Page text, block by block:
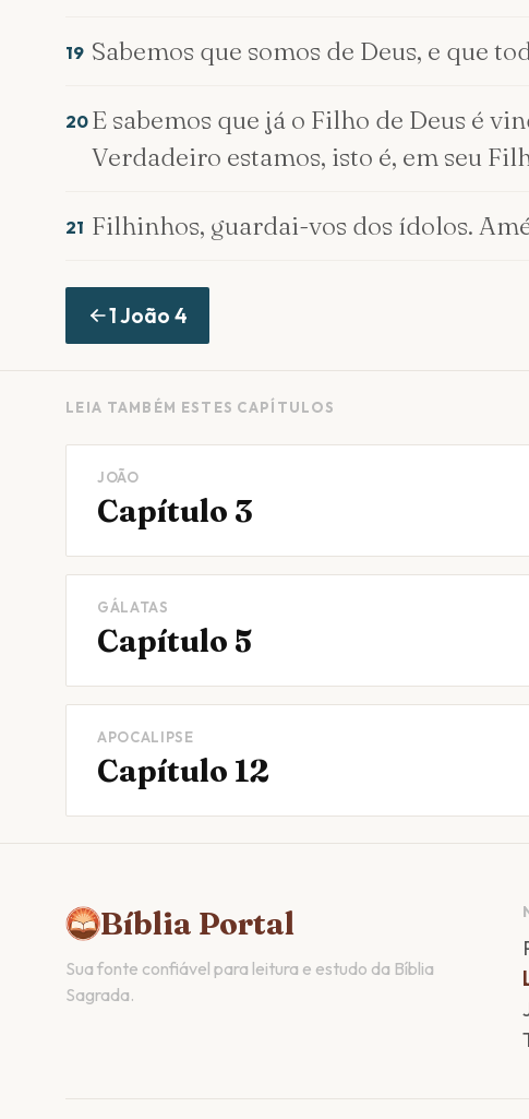
19 Sabemos que somos de Deus, e que
20 E sabemos que já o Filho de Deus é
Verdadeiro estamos, isto é, em seu
21 Filhinhos, guardai-vos dos ídolos.
1 João 4
LEIA TAMBÉM ESTES CAPÍTULOS
JOÃO
Capítulo 3
GÁLATAS
Capítulo 5
APOCALIPSE
Capítulo 12
Bíblia Portal
Sua fonte confiável para leitura e estudo da Bíblia
Sagrada.